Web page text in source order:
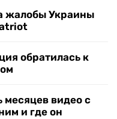
жалобы Украины
обратилась к
месяцев видео с
и где он